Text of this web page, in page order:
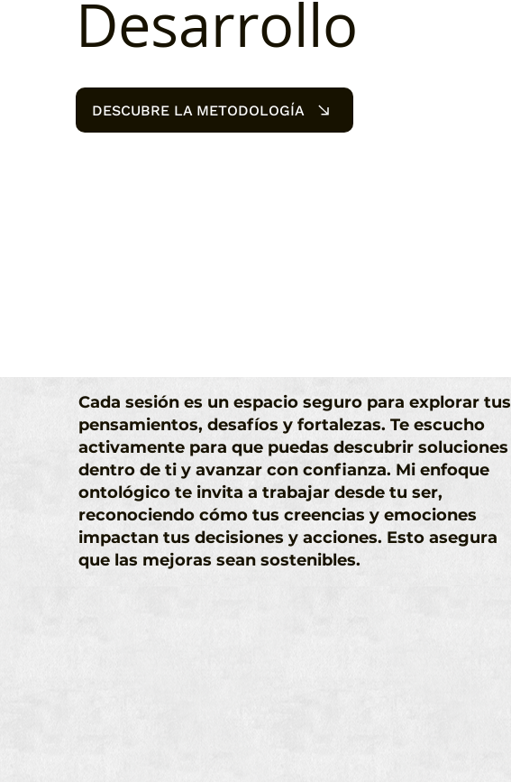
Desarrollo
DESCUBRE LA METODOLOGÍA
Cada sesión es un espacio seguro para explorar tus
pensamientos,desafíos y fortalezas. Te escucho
activamente para que puedas descubrir soluciones
dentro de ti y avanzar con confianza. Mi enfoque
ontológico te invita a trabajar desde tu ser,
reconociendo cómo tus creencias y emociones
impactan tusdecisiones y acciones. Esto asegura
que las mejoras sean sostenibles.